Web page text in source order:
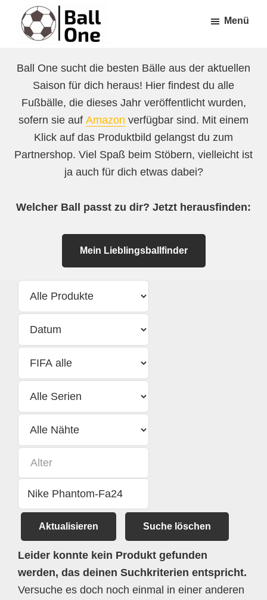
Inhalt
springen
Fußzeile
springen
One
Fußball!
Menü
Ball One sucht die besten Bälle aus der aktuellen
Saison für dich heraus! Hier findest du alle
Fußbälle, die dieses Jahr veröffentlicht wurden,
sofern sie auf Amazon verfügbar sind. Mit einem
Klick auf das Produktbild gelangst du zum
Partnershop. Viel Spaß beim Stöbern, vielleicht ist
ja auch für dich etwas dabei?
Welcher Ball passt zu dir? Jetzt herausfinden:
Mein Lieblingsballfinder
Aktualisieren Suche löschen
Leider konnte kein Produkt gefunden
werden, das deinen Suchkriterien entspricht.
Versuche es doch noch einmal in einer anderen